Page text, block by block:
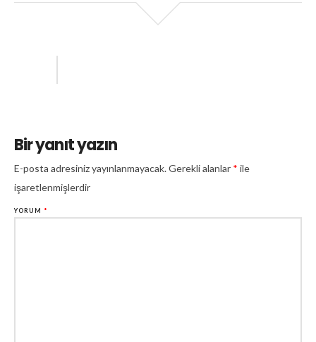
Bir yanıt yazın
E-posta adresiniz yayınlanmayacak.Gerekli alanlar * ile
işaretlenmişlerdir
YORUM *